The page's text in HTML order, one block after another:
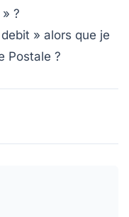
?
» alors que je
Postale ?